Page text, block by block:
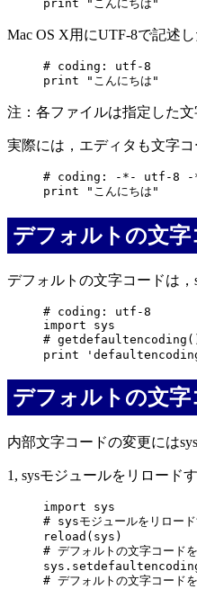
Mac OS X用にUTF-8で記述
# coding: utf-8
注：各ファイルは指定した
実際には，エディタも文字
# coding: -*- utf-8 -
デフォルトの文
デフォルトの文字コードは，
# coding: utf-8
import sys
# getdefaultencoding()で
デフォルトの文字
内部文字コードの変更には
1, sysモジュールをリロード
import sys
# sysモジュールをリロード
reload(sys)
# デフォルトの文字コードを
# デフォルトの文字コードを